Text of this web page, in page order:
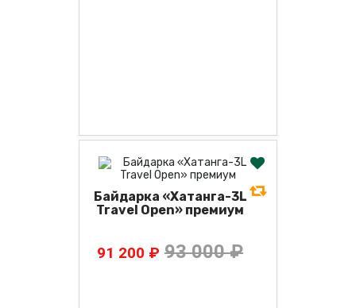
Байдарка «Хатанга-3L
Travel Open» премиум
91 200 ₽ 93 000 ₽